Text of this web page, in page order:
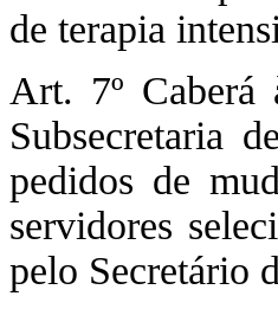
de terapia
Art. 7º Caberá
Subsecretaria
pedidos de
servidores
pelo Secretário